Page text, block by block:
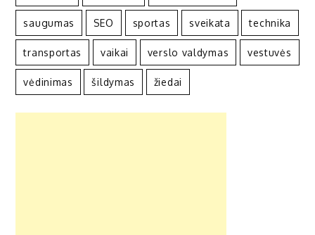
saugumas SEO sportas sveikata technika
transportas vaikai verslo valdymas vestuvės
vėdinimas šildymas žiedai